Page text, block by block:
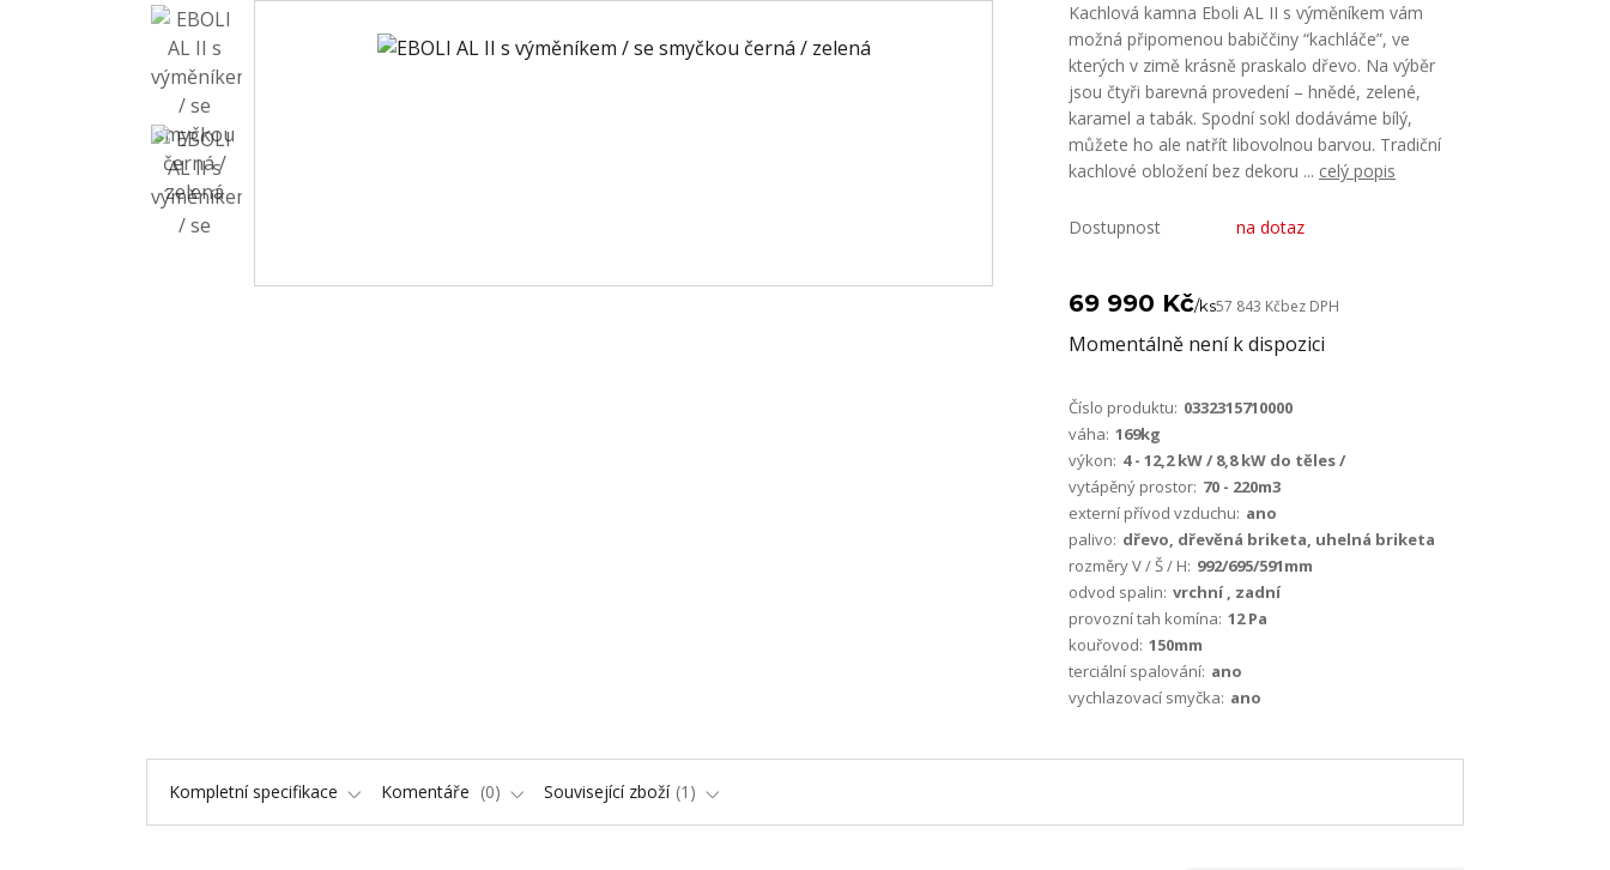
Kachlová kamna Eboli AL II s výměníkem vám
možná připomenou babiččiny “kachláče”, ve
kterých v zimě krásně praskalo dřevo. Na výběr
jsou čtyři barevná provedení – hnědé, zelené,
karamel a tabák. Spodní sokl dodáváme bílý,
můžete ho ale natřít libovolnou barvou. Tradiční
kachlové obložení bez dekoru ... celý popis
Dostupnost na dotaz
69 990 Kč/ks57 843 Kčbez DPH
Momentálně není k dispozici
Číslo produktu: 0332315710000
váha: 169kg
výkon: 4 - 12,2 kW / 8,8 kW do těles /
vytápěný prostor: 70 - 220m3
externí přívod vzduchu: ano
palivo: dřevo, dřevěná briketa, uhelná briketa
rozměry V / Š / H: 992/695/591mm
odvod spalin: vrchní , zadní
provozní tah komína: 12 Pa
kouřovod: 150mm
terciální spalování: ano
vychlazovací smyčka: ano
Kompletní specifikace Komentáře 0 Související zboží 1